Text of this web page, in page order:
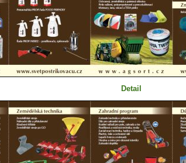
Detail